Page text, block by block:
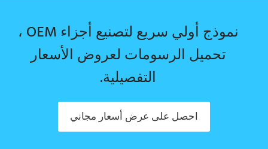
نموذج أولي سريع لتصنيع أجزاء OEM ،
تحميل الرسومات لعروض الأسعار
التفصيلية.
احصل على عرض أسعار مجاني